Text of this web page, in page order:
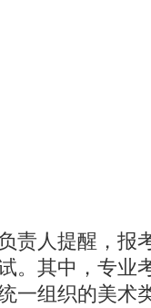
责人提醒，报
。其中，专业
一组织的美术